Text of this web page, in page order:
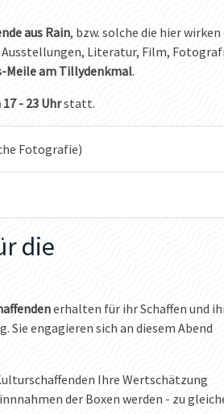
aus Rain, bzw. solche die hier
Literatur, Film,
Meile am Tillydenkmal.
- 23 Uhrstatt.
Fotografie)
die
erhalten für ihr Schaffen und
Sie engagieren sich an diesem Abend
Ihre Wertschätzung
der Boxen werden - zu